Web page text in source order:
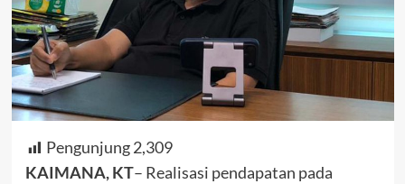
Pengunjung 2,309
KAIMANA, KT– Realisasi pendapatan pada